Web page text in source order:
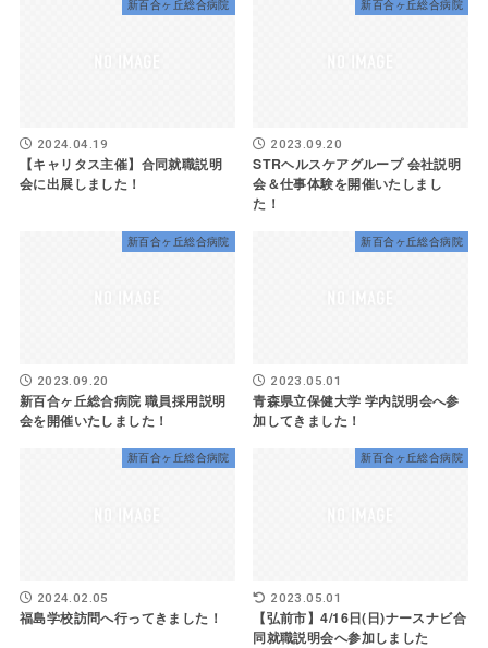
新百合ヶ丘総合病院
2024.04.19
【キャリタス主催】合同就職説明
会に出展しました！
新百合ヶ丘総合病院
2023.09.20
STRヘルスケアグループ 会社説明
会＆仕事体験を開催いたしまし
た！
新百合ヶ丘総合病院
2023.09.20
新百合ヶ丘総合病院 職員採用説明
会を開催いたしました！
新百合ヶ丘総合病院
2023.05.01
青森県立保健大学 学内説明会へ参
加してきました！
新百合ヶ丘総合病院
2024.02.05
福島学校訪問へ行ってきました！
新百合ヶ丘総合病院
2023.05.01
【弘前市】4/16日(日)ナースナビ合
同就職説明会へ参加しました